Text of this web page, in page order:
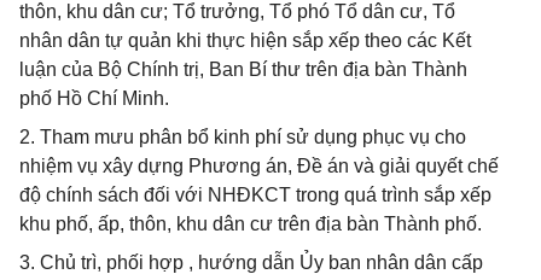
thôn, khu dân cư; Tổ trưởng, Tổ phó Tổ dân cư, Tổ
nhân dân tự quản khi thực hiện sắp xếp theo các Kết
luận của Bộ Chính trị, Ban Bí thư trên địa bàn Thành
phố Hồ Chí Minh.
2. Tham mưu phân bổ kinh phí sử dụng phục vụ cho
nhiệm vụ xây dựng Phương án, Đề án và giải quyết chế
độ chính sách đối với NHĐKCT trong quá trình sắp xếp
khu phố, ấp, thôn, khu dân cư trên địa bàn Thành phố.
3. Chủ trì, phối hợp , hướng dẫn Ủy ban nhân dân cấp